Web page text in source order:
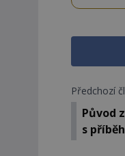
Předchozí
Původ
s